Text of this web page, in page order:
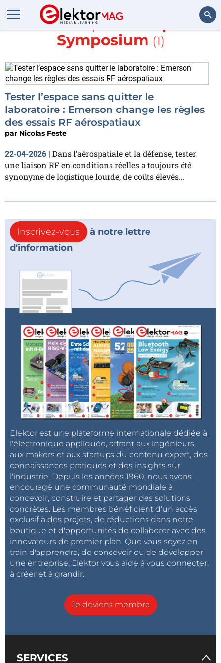
En savoir plus sur
Symposium (1)
Tester l’espace sans quitter le
laboratoire : Emerson change les règles
des essais RF aérospatiaux
par Nicolas Feste
22-04-2026 | Dans l’aérospatiale et la défense, tester
une liaison RF en conditions réelles a toujours été
synonyme de logistique lourde, de coûts élevés...
Inscrivez-vous
à notre lettre
d'information
Elektor est une plateforme internationale dédiée à
l'électronique appliquée, offrant aux ingénieurs,
aux makers et aux startups du contenu expert, des
connaissances pratiques et des insights sur
l'industrie. Depuis les années 1960, nous avons
encouragé une communauté mondiale à
concevoir, construire et partager des solutions
concrètes. Les membres bénéficient d'un accès
exclusif à des projets, de réductions dans notre
boutique et d'opportunités de collaborer avec des
innovateurs de premier plan. Que vous soyez en
train d'apprendre, de concevoir ou de développer
une entreprise, Elektor vous aide à vous connecter,
à créer et à grandir.
Je deviens membre
SERVICES